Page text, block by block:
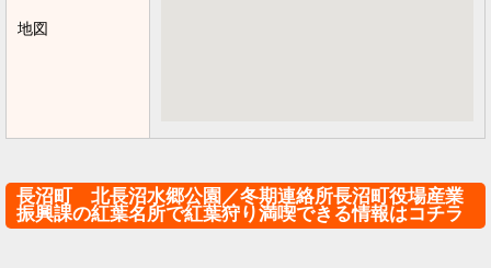
地図
長沼町 北長沼水郷公園／冬期連絡所長沼町役場産業
振興課の紅葉名所で紅葉狩り満喫できる情報はコチラ